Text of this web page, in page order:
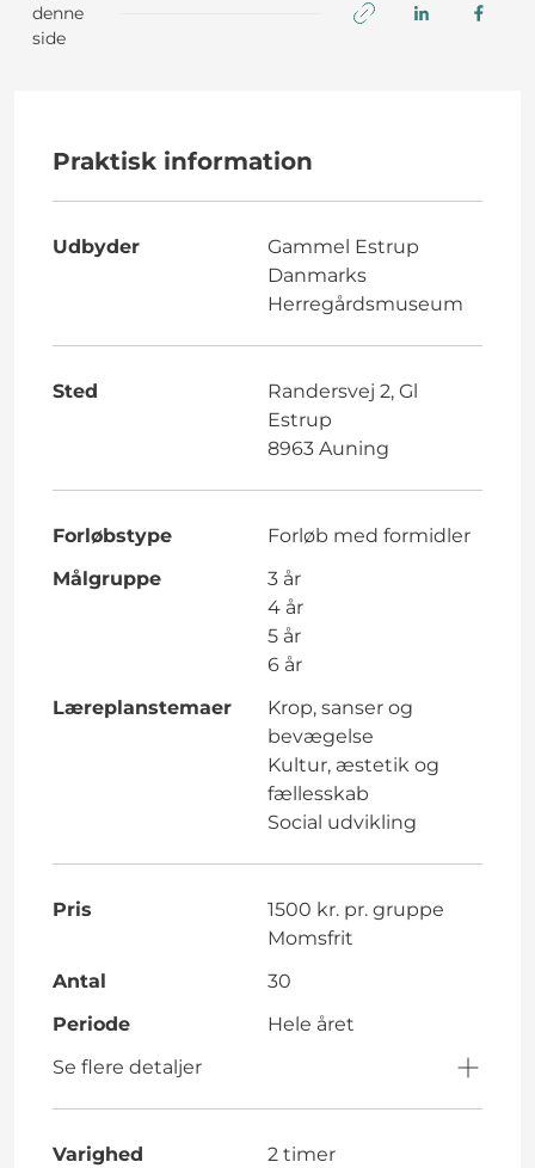
denne
side
Praktisk information
Udbyder
Gammel Estrup
Danmarks
Herregårdsmuseum
Sted
Randersvej 2, Gl
Estrup
8963 Auning
Forløbstype
Forløb med formidler
Målgruppe
3 år
4 år
5 år
6 år
Læreplanstemaer
Krop, sanser og
bevægelse
Kultur, æstetik og
fællesskab
Social udvikling
Pris
1500 kr. pr. gruppe
Momsfrit
Antal
30
Periode
Hele året
Se flere detaljer
Varighed 2 timer